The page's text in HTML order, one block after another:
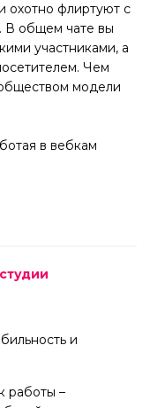
охотно флиртуют с
В общем чате вы
участниками, а
Чем
модели
в вебкам
и
работы –